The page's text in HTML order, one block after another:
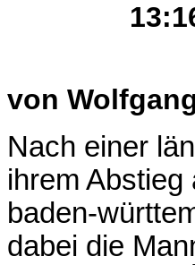
von
Nach einer
ihrem
baden-
dabei die